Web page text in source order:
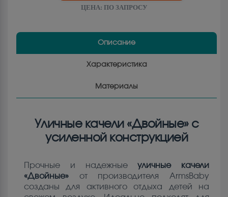
ЦЕНА: ПО ЗАПРОСУ
Описание
Характеристика
Материалы
Уличные качели «Двойные» с
усиленной конструкцией
Прочные и надежныеуличные качели
«Двойные» от производителя ArmsBaby
созданы для активного отдыха детей на